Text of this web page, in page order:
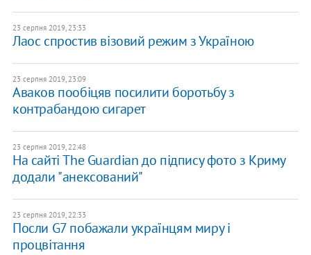
23 серпня 2019, 23:33
Лаос спростив візовий режим з Україною
23 серпня 2019, 23:09
Аваков пообіцяв посилити боротьбу з
контрабандою сигарет
23 серпня 2019, 22:48
На сайті The Guardian до підпису фото з Криму
додали "анексований"
23 серпня 2019, 22:33
Посли G7 побажали українцям миру і
процвітання